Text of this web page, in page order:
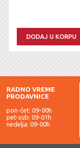
DODAJ U KORPU
RADNO VREME
PRODAVNICE
pon-čet: 09-00h
pet-sub: 09-01h
nedelja: 09-00h